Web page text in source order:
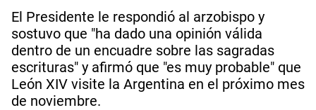
El Presidente le respondió al arzobispo y
sostuvo que "ha dado una opinión válida
dentro de un encuadre sobre las sagradas
escrituras" y afirmó que "es muy probable" que
León XIV visite la Argentina en el próximo mes
de noviembre.